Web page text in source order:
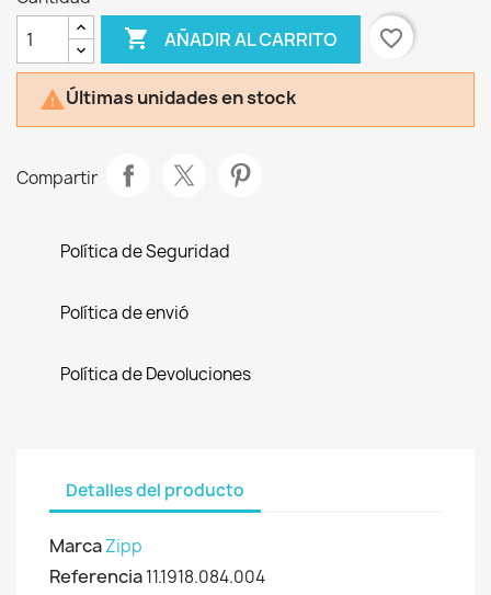
 AÑADIR AL CARRITO favorite_border
Últimas unidades en stock
Compartir
Política de Seguridad
Política de envió
Política de Devoluciones
Detalles del producto
MarcaZipp
Referencia11.1918.084.004